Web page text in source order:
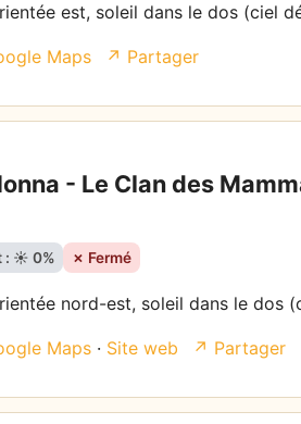
est, soleil dans le dos (ciel
Maps ↗ Partager
- Le Clan des
: ☀️ 0% ✗ Fermé
nord-est, soleil dans le dos
Maps · Site web ↗ Partager